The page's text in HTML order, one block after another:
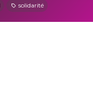
solidarité